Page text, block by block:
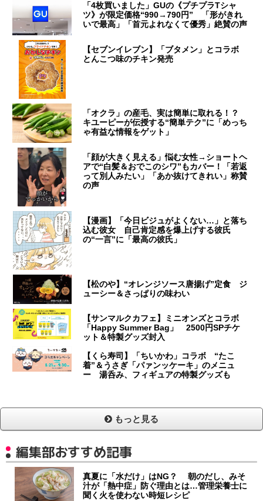
「4枚買いました」GUの《プチプラTシャ
ツ》が限定価格“990→790円” 「形がきれ
いで最高」「首元よれなくて優秀」絶賛の声
【セブンイレブン】「ブタメン」とコラボ
とんこつ味のチキン発売
「オクラ」の産毛、実は簡単に取れる！？
キユーピーが伝授する“簡単テク”に「めっち
ゃ有益な情報をゲット」
「顔が大きく見える」悩む女性→ショートヘ
アで“白髪＆おでこのシワ”もカバー！「若返
って別人みたい」「あか抜けてきれい」称賛
の声
【漫画】「今日ビジュがよくない…」と落ち
込む彼女 自己肯定感を爆上げする彼氏
の“一言”に「最高の彼氏」
【松のや】“オレンジソース唐揚げ”定食 ジ
ューシー＆さっぱりの味わい
【サンマルクカフェ】ミニオンズとコラボ
「Happy Summer Bag」 2500円SPチケ
ット＆特製グッズ封入
【くら寿司】「ちいかわ」コラボ “たこ
着”＆うさぎ「パァンッケーキ」のメニュ
ー 湯呑み、フィギュアの特製グッズも
もっと見る
編集部おすすめ記事
真夏に「水だけ」はNG？ 朝のだし、みそ
汁が「熱中症」防ぐ理由とは…管理栄養士に
聞く火を使わない時短レシピ